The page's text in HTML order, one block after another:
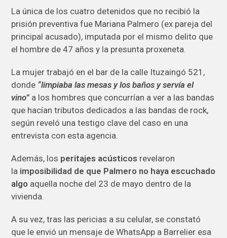
La única de los cuatro detenidos que no recibió la
prisión preventiva fue Mariana Palmero (ex pareja del
principal acusado), imputada por el mismo delito que
el hombre de 47 años y la presunta proxeneta.
La mujer trabajó en el bar de la calle Ituzaingó 521,
donde “limpiaba las mesas y los baños y servía el
vino” a los hombres que concurrían a ver a las bandas
que hacían tributos dedicados a las bandas de rock,
según reveló una testigo clave del caso en una
entrevista con esta agencia.
Además, los peritajes acústicos revelaron
la imposibilidad de que Palmero no haya escuchado
algo aquella noche del 23 de mayo dentro de la
vivienda.
A su vez, tras las pericias a su celular, se constató
que le envió un mensaje de WhatsApp a Barrelier esa